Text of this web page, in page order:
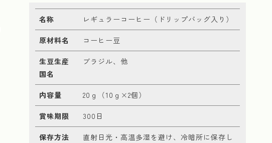
名称 レギュラーコーヒー（ドリップバッグ入り）
原材料名 コーヒー豆
生豆生産
国名
ブラジル、他
内容量 20ｇ（10ｇ×2個）
賞味期限 300日
保存方法
直射日光・高温多湿を避け、冷暗所に保存し